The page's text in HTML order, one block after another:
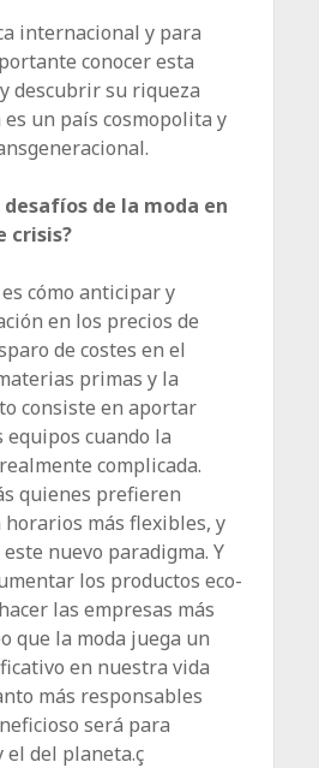
internacional y para
conocer esta
descubrir su riqueza
un país cosmopolita y
desafíos de la moda en
crisis?
cómo anticipar y
en los precios de
de costes en el
primas y la
consiste en aportar
cuando la
complicada.
quienes prefieren
más flexibles, y
nuevo paradigma. Y
los productos eco-
las empresas más
que la moda juega un
en nuestra vida
más responsables
será para
del planeta.ç